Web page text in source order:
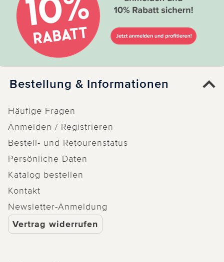
Bestellung & Informationen
Häufige Fragen
Anmelden / Registrieren
Bestell- und Retourenstatus
Persönliche Daten
Katalog bestellen
Kontakt
Newsletter-Anmeldung
Vertrag widerrufen